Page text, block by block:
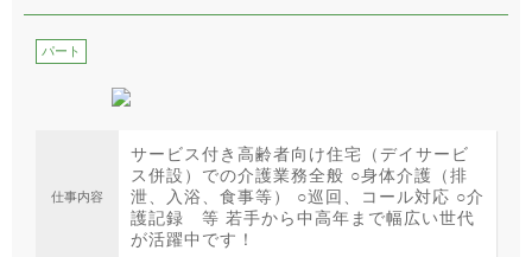
パート
仕事内容
サービス付き高齢者向け住宅（デイサービ
ス併設）での介護業務全般 ○身体介護（排
泄、入浴、食事等） ○巡回、コール対応 ○介
護記録 等 若手から中高年まで幅広い世代
が活躍中です！